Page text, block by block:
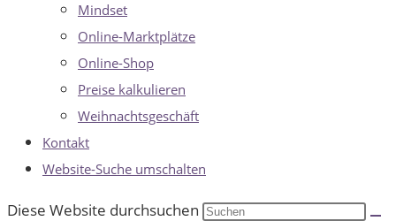
Mindset
Online-Marktplätze
Online-Shop
Preise kalkulieren
Weihnachtsgeschäft
Kontakt
Website-Suche umschalten
Diese Website durchsuchen